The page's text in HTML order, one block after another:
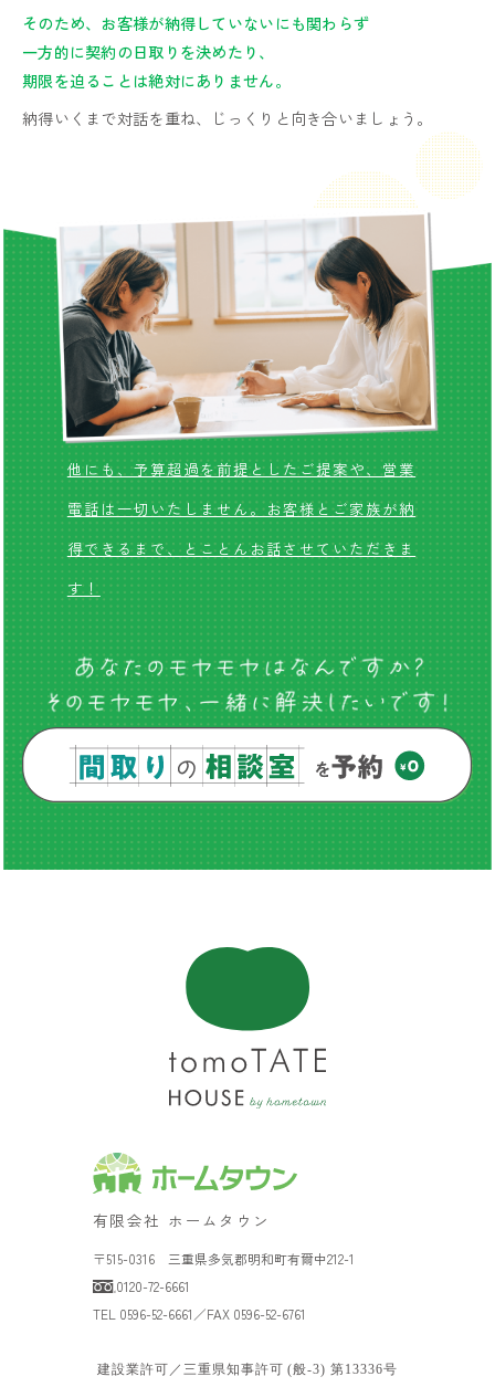
そのため、お客様が納得していないにも関わらず
一方的に契約の日取りを決めたり、
期限を迫ることは絶対にありません。
納得いくまで対話を重ね、じっくりと向き合いましょう。
他にも、予算超過を前提としたご提案や、営業
電話は一切いたしません。お客様とご家族が納
得できるまで、 とことんお話させていただきま
す！
有限会社 ホームタウン
〒515-0316 三重県多気郡明和町有爾中212-1
0120-72-6661
TEL 0596-52-6661／FAX 0596-52-6761
建設業許可／三重県知事許可 (般-3) 第13336号